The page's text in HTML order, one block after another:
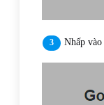
Nhấp vào